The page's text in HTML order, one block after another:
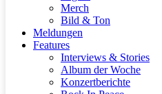
Merch
Bild & Ton
Meldungen
Features
Interviews & Stories
Album der Woche
Konzertberichte